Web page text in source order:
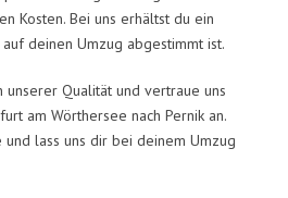
Kosten. Bei uns erhältst du ein
deinen Umzug abgestimmt ist.
Qualität und vertraue uns
am Wörthersee nach Pernik an.
und lass uns dir bei deinem Umzug